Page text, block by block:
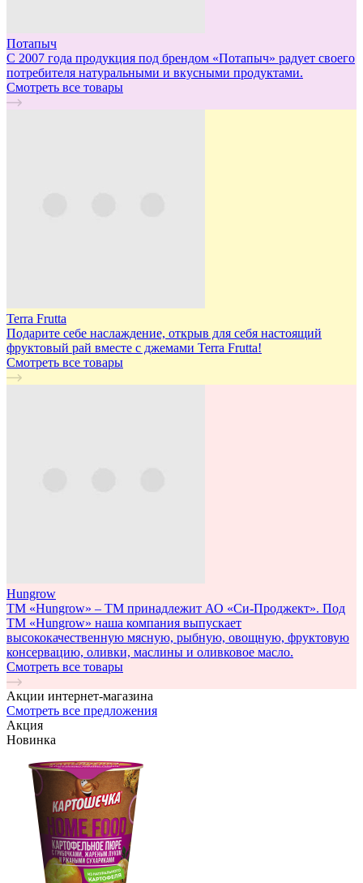
Потапыч
С 2007 года продукция под брендом «Потапыч» радует своего
потребителя натуральными и вкусными продуктами.
Смотреть все товары
Terra Frutta
Подарите себе наслаждение, открыв для себя настоящий
фруктовый рай вместе с джемами Terra Frutta!
Смотреть все товары
Hungrow
ТМ «Hungrow» – ТМ принадлежит АО «Си-Проджект». Под
ТМ «Hungrow» наша компания выпускает
высококачественную мясную, рыбную, овощную, фруктовую
консервацию, оливки, маслины и оливковое масло.
Смотреть все товары
Акции интернет-магазина
Смотреть все предложения
Акция
Новинка